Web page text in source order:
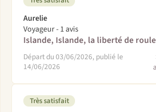
Aurelie
Voyageur - 1 avis
Islande, Islande, la liberté de
Départ du 03/06/2026, publié le
14/06/2026
Très satisfait